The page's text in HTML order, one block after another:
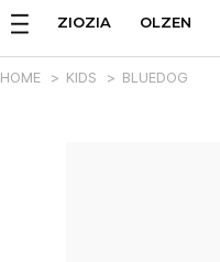
ZIOZIA OLZEN
HOME > KIDS > BLUEDOG